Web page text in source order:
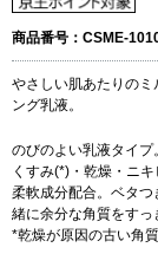
商品番号：CSME-
やさしい肌あたりの
ング乳液。
のびのよい乳液タイプ。
くすみ(*)・乾燥・ニ
柔軟成分配合。ベタ
緒に余分な角質をすっ
*乾燥が原因の古い角